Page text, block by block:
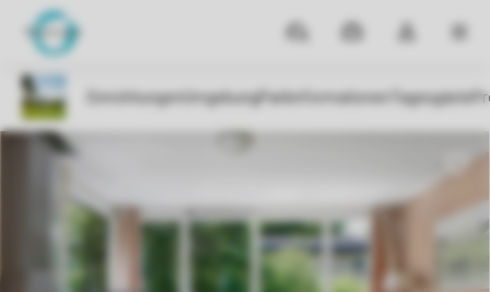
Reiseziele
Meine
Dropdown-
meines